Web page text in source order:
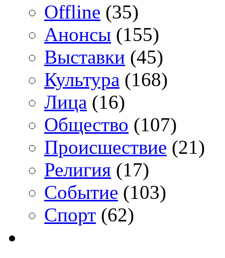
Offline (35)
Анонсы (155)
Выставки (45)
Культура (168)
Лица (16)
Общество (107)
Происшествие (21)
Религия (17)
Событие (103)
Спорт (62)